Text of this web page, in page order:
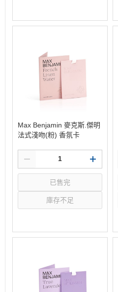
Max Benjamin 麥克斯.傑明
法式淺吻(粉) 香氛卡
已售完
庫存不足